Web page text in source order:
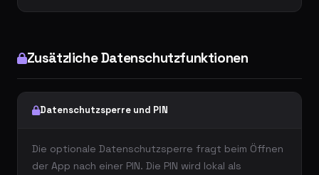
Zusätzliche Datenschutzfunktionen
Datenschutzsperre und PIN
Die optionale Datenschutzsperre fragt beim Öffnen
der App nach einer PIN. Die PIN wird lokal als